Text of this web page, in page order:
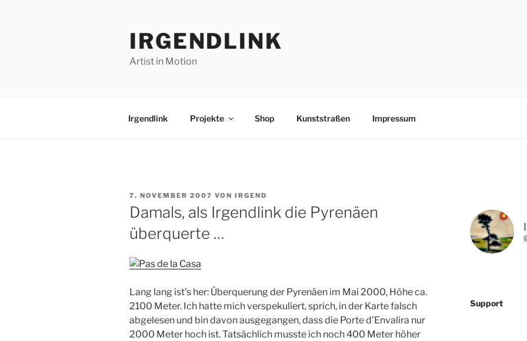
IRGENDLINK
Artist in Motion
Irgendlink Projekte Shop Kunststraßen Impressum
VERÖFFENTLICHT
AM
7. NOVEMBER 2007 VON IRGEND
Damals, als Irgendlink die Pyrenäen
überquerte …
Lang lang ist’s her: Überquerung der Pyrenäen im Mai 2000, Höhe ca.
2100 Meter. Ich hatte mich verspekuliert, sprich, in der Karte falsch
abgelesen und bin davon ausgegangen, dass die Porte d’Envalira nur
2000 Meter hoch ist. Tatsächlich musste ich noch 400 Meter höher
Support